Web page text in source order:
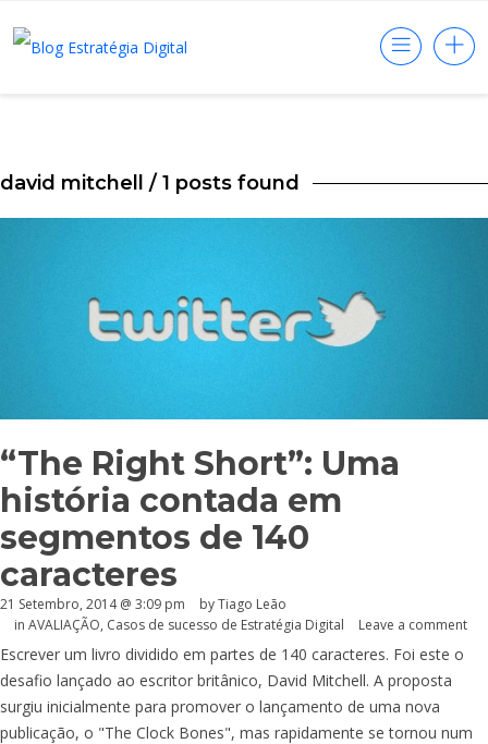
david mitchell / 1 posts found
“The Right Short”: Uma
história contada em
segmentos de 140
caracteres
21 Setembro, 2014 @ 3:09 pm
by Tiago Leão
in AVALIAÇÃO, Casos de sucesso de Estratégia Digital Leave a comment
Escrever um livro dividido em partes de 140 caracteres. Foi este o
desafio lançado ao escritor britânico, David Mitchell. A proposta
surgiu inicialmente para promover o lançamento de uma nova
publicação, o "The Clock Bones", mas rapidamente se tornou num